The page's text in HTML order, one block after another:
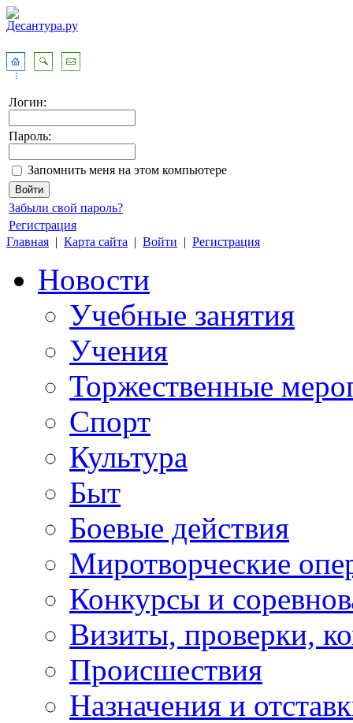
Логин:
Пароль:
Запомнить меня на этом компьютере
Забыли свой пароль?
Регистрация
Главная | Карта сайта | Войти | Регистрация
Новости
Учебные занятия
Учения
Торжественные
Спорт
Культура
Быт
Боевые действия
Миротворческие
Конкурсы и
Визиты, проверки,
Происшествия
Назначения и